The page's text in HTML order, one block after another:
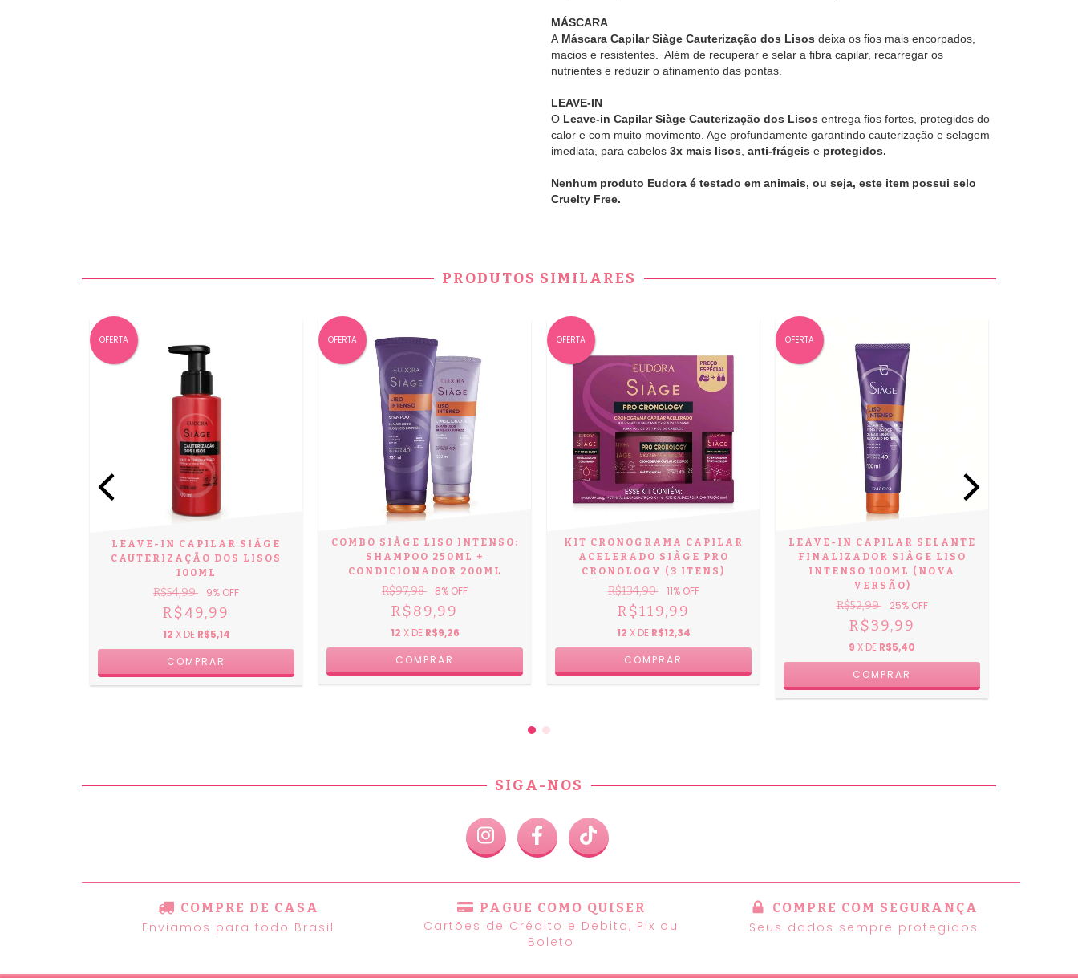
MÁSCARA
A Máscara Capilar Siàge Cauterização dos Lisos deixa os fios mais encorpados,
macios e resistentes. Além de recuperar e selar a fibra capilar, recarregar os
nutrientes e reduzir o afinamento das pontas.
LEAVE-IN
O Leave-in Capilar Siàge Cauterização dos Lisos entrega fios fortes, protegidos do
calor e com muito movimento. Age profundamente garantindo cauterização e selagem
imediata, para cabelos 3x mais lisos anti-frágeis e protegidos.
Nenhum produto Eudora é testado em animais, ou seja, este item possui selo
Cruelty Free.
PRODUTOS SIMILARES
OFERTA
LEAVE-IN CAPILAR SIÀGE
CAUTERIZAÇÃO DOS LISOS
100ML
R$54,99 9% OFF
R$49,99
12 X DE R$5,14
OFERTA
COMBO SIÀGE LISO INTENSO:
SHAMPOO 250ML +
CONDICIONADOR 200ML
R$97,98 8% OFF
R$89,99
12 X DE R$9,26
OFERTA
KIT CRONOGRAMA CAPILAR
ACELERADO SIÀGE PRO
CRONOLOGY (3 ITENS)
R$134,90 11% OFF
R$119,99
12 X DE R$12,34
OFERTA
LEAVE-IN CAPILAR SELANTE
FINALIZADOR SIÀGE LISO
INTENSO 100ML (NOVA
VERSÃO)
R$52,99 25% OFF
R$39,99
9 X DE R$5,40
SIGA-NOS
COMPRE DE CASA
Enviamos para todo Brasil
PAGUE COMO QUISER
Cartões de Crédito e Debito, Pix ou
Boleto
COMPRE COM SEGURANÇA
Seus dados sempre protegidos